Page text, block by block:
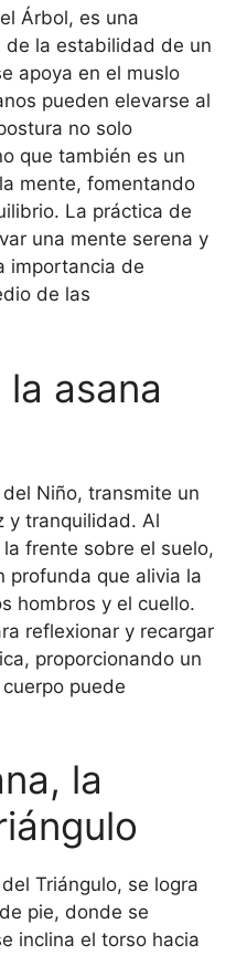
Árbol, es una
de la estabilidad de un
apoya en el muslo
pueden elevarse al
no solo
que también es un
mente, fomentando
La práctica de
una mente serena y
importancia de
de las
la asana
Niño, transmite un
y tranquilidad. Al
frente sobre el suelo,
profunda que alivia la
hombros y el cuello.
reflexionar y recargar
proporcionando un
puede
la
Triángulo, se logra
pie, donde se
inclina el torso hacia